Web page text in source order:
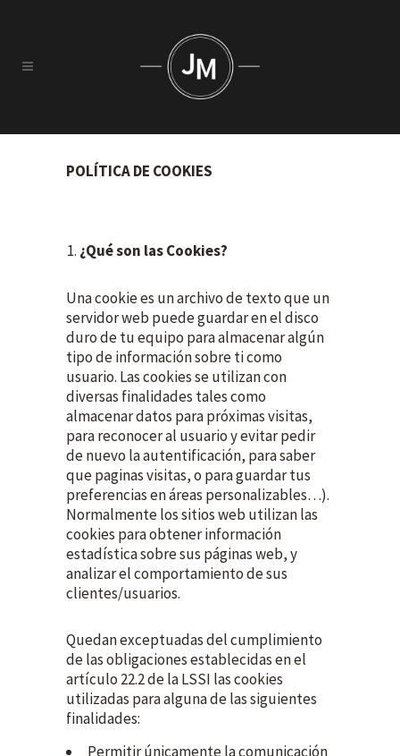
POLÍTICA DE COOKIES
¿Qué son las Cookies?
Una cookie es un archivo de texto que un
servidor web puede guardar en el disco
duro de tu equipo para almacenar algún
tipo de información sobre ti como
usuario. Las cookies se utilizan con
diversas finalidades tales como
almacenar datos para próximas visitas,
para reconocer al usuario y evitar pedir
de nuevo la autentificación, para saber
que paginas visitas, o para guardar tus
preferencias en áreas personalizables…).
Normalmente los sitios web utilizan las
cookies para obtener información
estadística sobre sus páginas web, y
analizar el comportamiento de sus
clientes/usuarios.
Quedan exceptuadas del cumplimiento
de las obligaciones establecidas en el
artículo 22.2 de la LSSI las cookies
utilizadas para alguna de las siguientes
finalidades:
Permitir únicamente la comunicación